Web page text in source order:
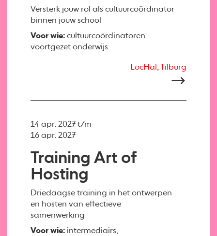
Versterk jouw rol als cultuurcoördinator
binnen jouw school
Voor wie: cultuurcoördinatoren
voortgezet onderwijs
LocHal, Tilburg
Training Art of
Hosting
Driedaagse training in het ontwerpen
en hosten van effectieve
samenwerking
Voor wie: intermediairs,
14 apr. 2027 t/m
16 apr. 2027